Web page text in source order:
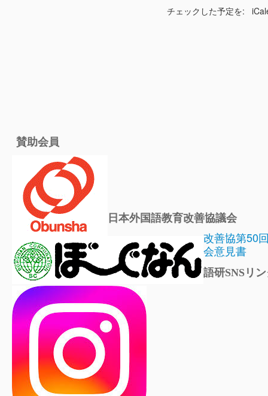
チェックした予定を:
賛助会員
日本外国語教育改善協議会
改善協第50
会意見書
語研SNSリ